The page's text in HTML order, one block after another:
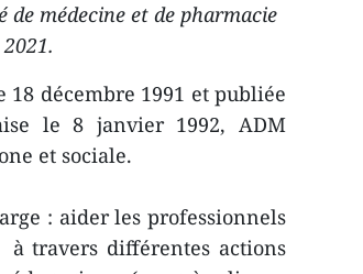
de médecine et de pharmacie
décembre 1991 et publiée
le 8 janvier 1992, ADM
et sociale.
: aider les professionnels
travers différentes actions